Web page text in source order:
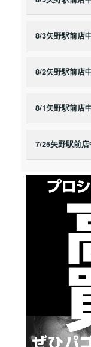
8/3矢野駅前店
8/2矢野駅前店
8/1矢野駅前店
7/25矢野駅前